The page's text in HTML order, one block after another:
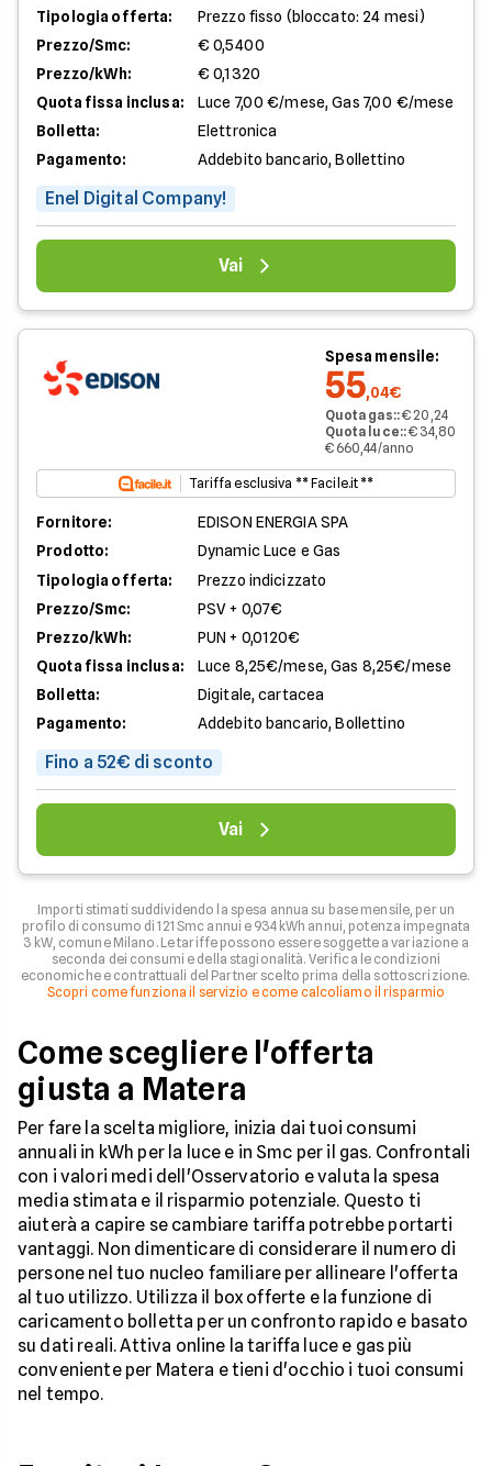
Tipologia offerta:
Prezzo fisso (bloccato: 24 mesi)
Prezzo/Smc:
€ 0,5400
Prezzo/kWh:
€ 0,1320
Quota fissa inclusa:
Luce 7,00 €/mese, Gas 7,00 €/mese
Bolletta:
Elettronica
Pagamento:
Addebito bancario, Bollettino
Enel Digital Company!
Vai
Spesa mensile:
55,04€
Quota gas::€ 20,24
Quota luce::€ 34,80
€ 660,44/anno
Tariffa esclusiva ** Facile.it **
Fornitore:
EDISON ENERGIA SPA
Prodotto:
Dynamic Luce e Gas
Tipologia offerta:
Prezzo indicizzato
Prezzo/Smc:
PSV + 0,07€
Prezzo/kWh:
PUN + 0,0120€
Quota fissa inclusa:
Luce 8,25€/mese, Gas 8,25€/mese
Bolletta:
Digitale, cartacea
Pagamento:
Addebito bancario, Bollettino
Fino a 52€ di sconto
Vai
Importi stimati suddividendo la spesa annua su base mensile, per un
profilo di consumo di 121 Smc annui e 934 kWh annui, potenza impegnata
3 kW, comune Milano. Le tariffe possono essere soggette a variazione a
seconda dei consumi e della stagionalità. Verifica le condizioni
economiche e contrattuali del Partner scelto prima della sottoscrizione.
Scopri come funziona il servizio e come calcoliamo il risparmio
Come scegliere l'offerta
giusta a Matera
Per fare la scelta migliore, inizia dai tuoi consumi
annuali in kWh per la luce e in Smc per il gas. Confrontali
con i valori medi dell'Osservatorio e valuta la spesa
media stimata e il risparmio potenziale. Questo ti
aiuterà a capire se cambiare tariffa potrebbe portarti
vantaggi. Non dimenticare di considerare il numero di
persone nel tuo nucleo familiare per allineare l'offerta
al tuo utilizzo. Utilizza il box offerte e la funzione di
caricamento bolletta per un confronto rapido e basato
su dati reali. Attiva online la tariffa luce e gas più
conveniente per Matera e tieni d'occhio i tuoi consumi
nel tempo.